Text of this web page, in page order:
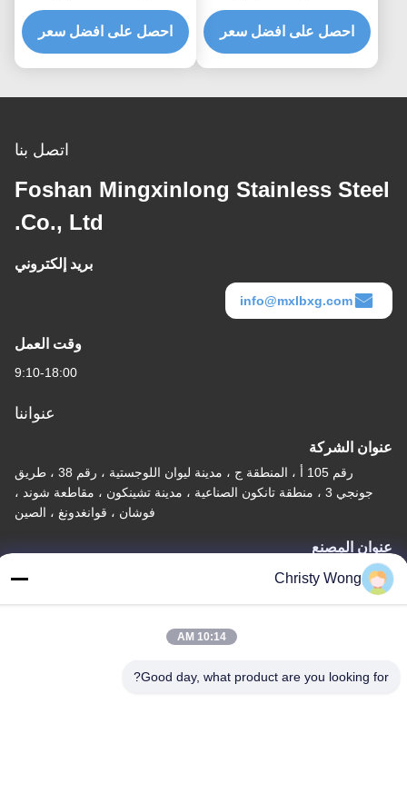
الفولاذ المقاوم للصدأ حك
الانتهاء المصقول
احصل على افضل سعر
حمراء SS 304 إنهاء شعري
احصل على افضل سعر
اتصل بنا
Foshan Mingxinlong Stainless Steel
Co., Ltd.
بريد إلكتروني
info@mxlbxg.com
وقت العمل
9:10-18:00
عنواننا
عنوان الشركة
رقم 105 أ ، المنطقة ج ، مدينة ليوان اللوجستية ، رقم 38 ، طريق
جونجي 3 ، منطقة تانكون الصناعية ، مدينة تشينكون ، مقاطعة شوند ،
فوشان ، قوانغدونغ ، الصين
عنوان المصنع
Christy Wong
10:14 AM
Good day, what product are you looking for?